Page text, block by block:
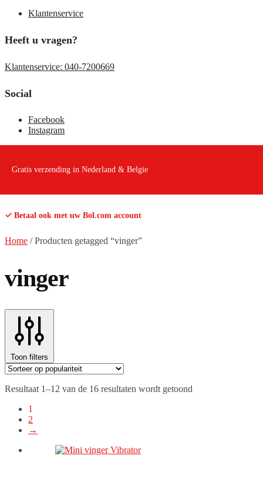
Klantenservice
Heeft u vragen?
Klantenservice: 040-7200669
Social
Facebook
Instagram
Gratis verzending in Nederland & Belgie
✓ Betaal ook met uw Bol.com account
Home /Producten getagged “vinger”
vinger
Toon filters
Resultaat 1–12 van de 16 resultaten wordt getoond
1
2
→